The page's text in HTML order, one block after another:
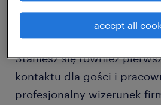
administracyjne zespołu,
obiegiem dokumentów oraz
zaopatrzeniem i relacjami
Staniesz się również
kontaktu dla gości i
profesjonalny wizerunek
accept all